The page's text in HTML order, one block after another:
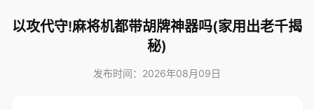
以攻代守!麻将机都带胡牌神器吗(家用出老千揭
秘)
发布时间：2026年08月09日